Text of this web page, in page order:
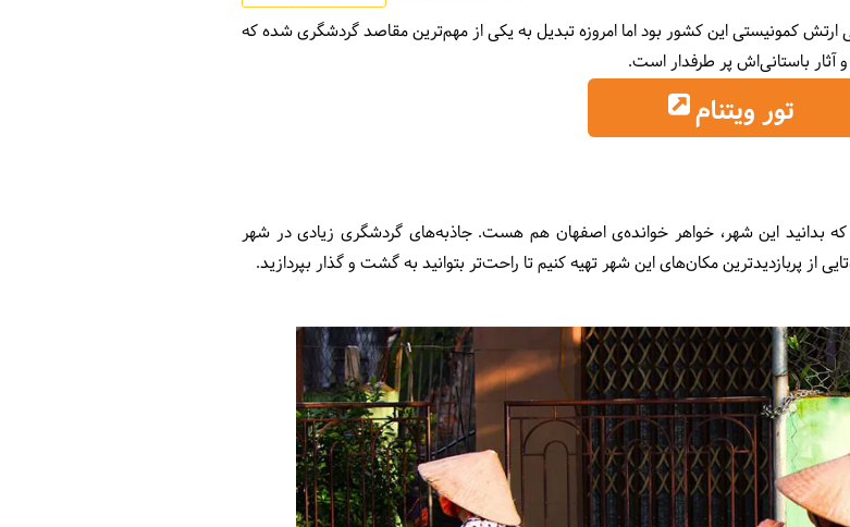
ارتش کمونیستی این کشور بود اما امروزه تبدیل به یکی از مهم‌ترین مقاصد گردشگری شده که
آثار باستانی‌اش پر طرفدار است.
تور ویتنام
این شهر، خواهر خوانده‌ی اصفهان هم هست. جاذبه‌های گردشگری زیادی در شهر
از پربازدید‌ترین مکان‌های این شهر تهیه کنیم تا راحت‌تر بتوانید به گشت و گذار بپردازید.